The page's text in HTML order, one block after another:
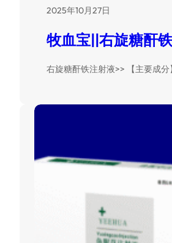
2025年10月27日
牧血宝||右旋糖酐
右旋糖酐铁注射液>> 【主要成